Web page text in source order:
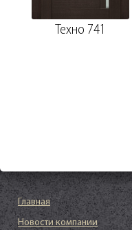
Техно 741
Главная
Новости компании